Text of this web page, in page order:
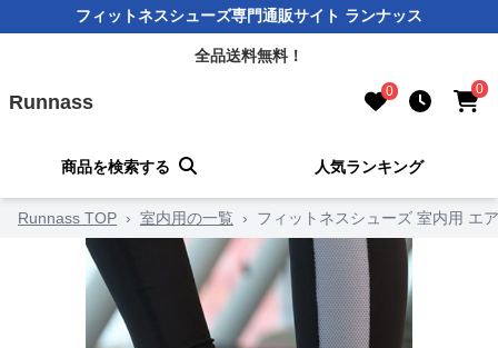
フィットネスシューズ専門通販サイト ランナッス
全品送料無料！
Runnass 0 0
商品を検索する 人気ランキング
Runnass TOP › 室内用の一覧 › フィットネスシューズ 室内用 エ